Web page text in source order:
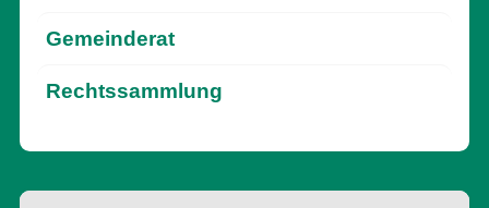
Gemeinderat
Rechtssammlung